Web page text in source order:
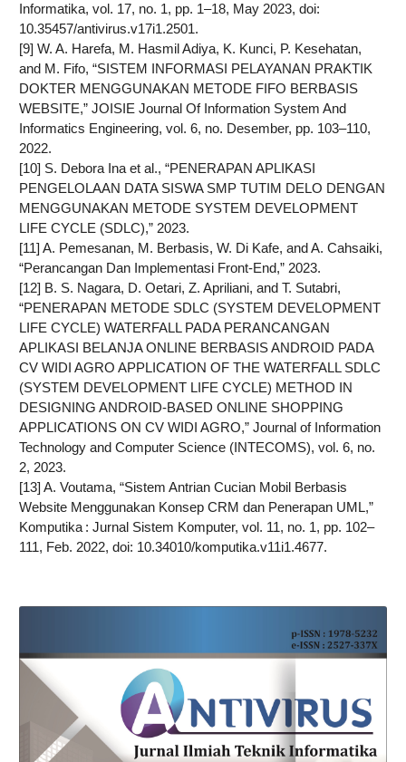
Informatika, vol. 17, no. 1, pp. 1–18, May 2023, doi:
10.35457/antivirus.v17i1.2501.
[9] W. A. Harefa, M. Hasmil Adiya, K. Kunci, P. Kesehatan,
and M. Fifo, “SISTEM INFORMASI PELAYANAN PRAKTIK
DOKTER MENGGUNAKAN METODE FIFO BERBASIS
WEBSITE,” JOISIE Journal Of Information System And
Informatics Engineering, vol. 6, no. Desember, pp. 103–110,
2022.
[10] S. Debora Ina et al., “PENERAPAN APLIKASI
PENGELOLAAN DATA SISWA SMP TUTIM DELO DENGAN
MENGGUNAKAN METODE SYSTEM DEVELOPMENT
LIFE CYCLE (SDLC),” 2023.
[11] A. Pemesanan, M. Berbasis, W. Di Kafe, and A. Cahsaiki,
“Perancangan Dan Implementasi Front-End,” 2023.
[12] B. S. Nagara, D. Oetari, Z. Apriliani, and T. Sutabri,
“PENERAPAN METODE SDLC (SYSTEM DEVELOPMENT
LIFE CYCLE) WATERFALL PADA PERANCANGAN
APLIKASI BELANJA ONLINE BERBASIS ANDROID PADA
CV WIDI AGRO APPLICATION OF THE WATERFALL SDLC
(SYSTEM DEVELOPMENT LIFE CYCLE) METHOD IN
DESIGNING ANDROID-BASED ONLINE SHOPPING
APPLICATIONS ON CV WIDI AGRO,” Journal of Information
Technology and Computer Science (INTECOMS), vol. 6, no.
2, 2023.
[13] A. Voutama, “Sistem Antrian Cucian Mobil Berbasis
Website Menggunakan Konsep CRM dan Penerapan UML,”
Komputika : Jurnal Sistem Komputer, vol. 11, no. 1, pp. 102–
111, Feb. 2022, doi: 10.34010/komputika.v11i1.4677.